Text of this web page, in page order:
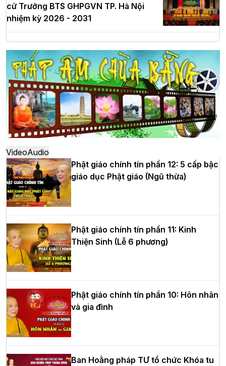
cử Trưởng BTS GHPGVN TP. Hà Nội
nhiệm kỳ 2026 - 2031
Hà Nội: Long trọng lễ khởi công xây
dựng Trung tâm văn hóa Phật giáo Thủ
đô
Hà Nội: Ngày tu học cuối cùng khép lại
khóa sinh hoạt Phật pháp mùa hè lần
thứ XIV tại chùa Bằng
Học yêu thương trong ngày tu tập thứ
tư của Khóa sinh hoạt Phật pháp mùa
hè tại chùa Bằng
HT.Thích Thọ Lạc được suy cử làm tân
Trưởng BTS GHPGVN tỉnh Nghệ An
Hòa thượng Thích Quảng Tùng tái đắc
cử Trưởng BTS GHPGVN thành phố Hải
Phòng nhiệm kỳ 2026 – 2031
VideoAudio
Phật giáo chính tín phần 12: 5 cấp bậc
giáo dục Phật giáo (Ngũ thừa)
Phật giáo chính tín phần 11: Kinh
Thiện Sinh (Lễ 6 phương)
Phật giáo chính tín phần 10: Hôn nhân
và gia đình
Ban Hoằng pháp TƯ tổ chức Khóa tu